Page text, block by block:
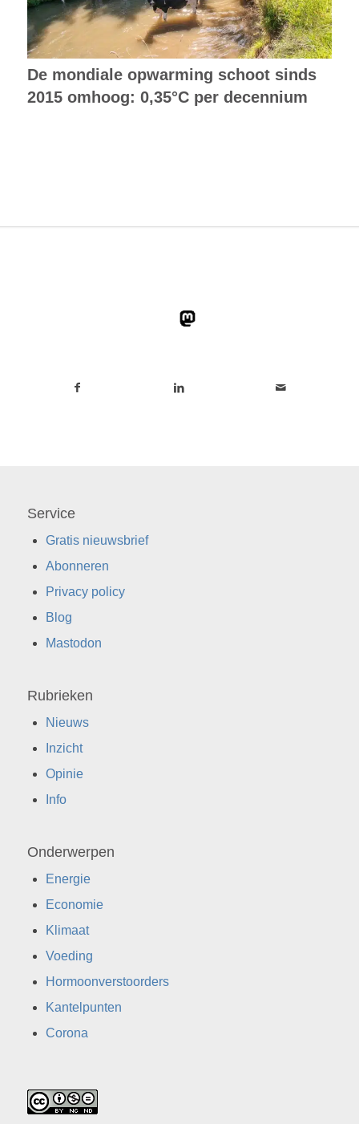
De mondiale opwarming schoot sinds
2015 omhoog: 0,35°C per decennium
Service
Gratis nieuwsbrief
Abonneren
Privacy policy
Blog
Mastodon
Rubrieken
Nieuws
Inzicht
Opinie
Info
Onderwerpen
Energie
Economie
Klimaat
Voeding
Hormoonverstoorders
Kantelpunten
Corona